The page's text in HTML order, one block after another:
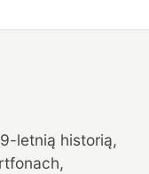
-letnią historią,